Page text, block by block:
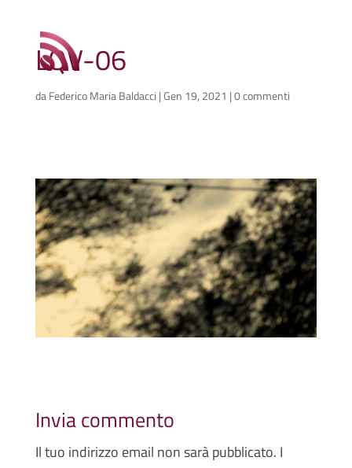
LQV-06
daFederico Maria Baldacci |Gen 19, 2021 |0 commenti
Invia commento
Il tuo indirizzo email non sarà pubblicato. I